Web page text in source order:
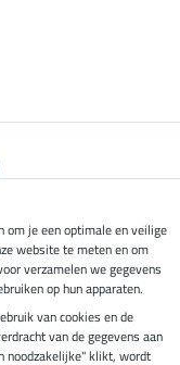
om je een optimale en veilige
website te meten en om
verzamelen we gegevens
op hun apparaten.
van cookies en de
van de gegevens aan
noodzakelijke" klikt, wordt